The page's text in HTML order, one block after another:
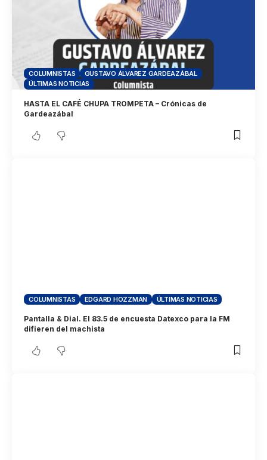
COLUMNISTAS
GUSTAVO ÁLVAREZ GARDEAZÁBAL
ÚLTIMAS NOTICIAS
HASTA EL CAFÉ CHUPA TROMPETA – Crónicas de
Gardeazábal
COLUMNISTAS EDGARD HOZZMAN ÚLTIMAS NOTICIAS
Pantalla & Dial. El 83.5 de encuesta Datexco para la FM
difieren del machista